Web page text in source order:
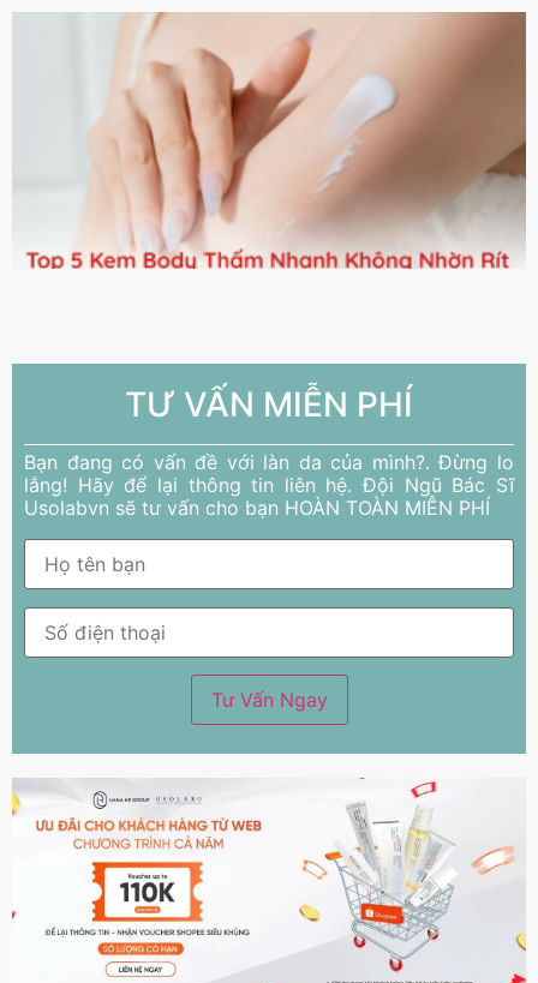
TƯ VẤN MIỄN PHÍ
Bạn đang có vấn đề với làn da của mình?. Đừng lo
lắng! Hãy để lại thông tin liên hệ. Đội Ngũ Bác Sĩ
Usolabvn sẽ tư vấn cho bạn HOÀN TOÀN MIỄN PHÍ